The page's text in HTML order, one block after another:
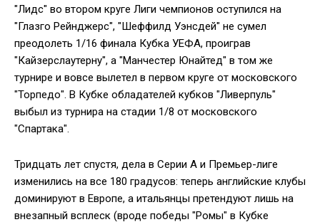
"Лидс" во втором круге Лиги чемпионов оступился на
"Глазго Рейнджерс", "Шеффилд Уэнсдей" не сумел
преодолеть 1/16 финала Кубка УЕФА, проиграв
"Кайзерслаутерну", а "Манчестер Юнайтед" в том же
турнире и вовсе вылетел в первом круге от московского
"Торпедо". В Кубке обладателей кубков "Ливерпуль"
выбыл из турнира на стадии 1/8 от московского
"Спартака".
Тридцать лет спустя, дела в Серии А и Премьер-лиге
изменились на все 180 градусов: теперь английские клубы
доминируют в Европе, а итальянцы претендуют лишь на
внезапный всплеск (вроде победы "Ромы" в Кубке